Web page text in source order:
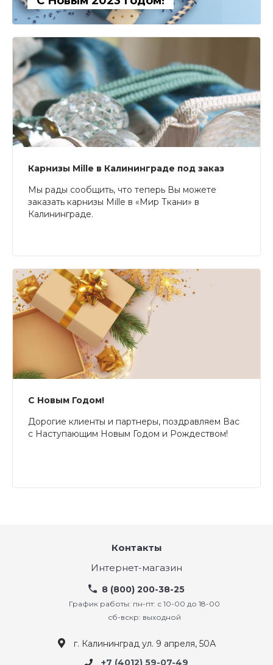
Карнизы Mille в Калининграде под заказ
Мы рады сообщить, что теперь Вы можете
заказать карнизы Mille в «Мир Ткани» в
Калининграде.
С Новым Годом!
Дорогие клиенты и партнеры, поздравляем Вас
с Наступающим Новым Годом и Рождеством!
Контакты
Интернет-магазин
8 (800) 200-38-25
График работы: пн-пт: с 10-00 до 18-00
сб-вскр: выходной
г. Калининград ул. 9 апреля, 50А
+7 (4012) 59-07-49